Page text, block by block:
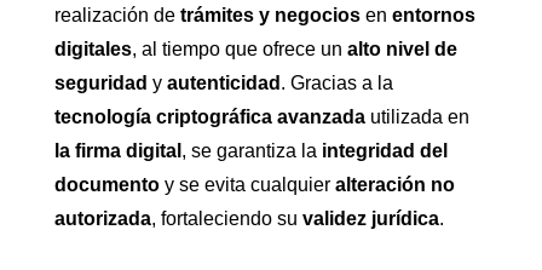
realización de trámites y negociosen entornos
digitales, al tiempo que ofrece un alto nivel de
seguridad y autenticidad . Gracias a la
tecnología criptográfica avanzadautilizada en
la firma digital , se garantiza la integridad del
documentoy se evita cualquier alteración no
autorizada, fortaleciendo su validez jurídica.